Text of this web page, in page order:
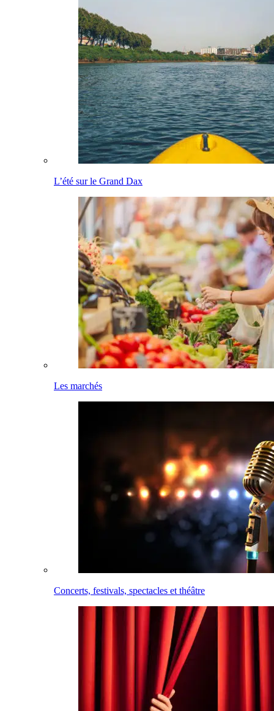
L’été sur le Grand Dax
Les marchés
Concerts, festivals, spectacles et théâtre